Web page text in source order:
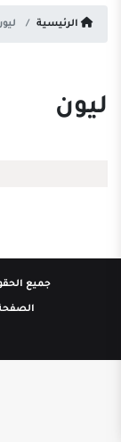
الرئيسية
ليون
جميع